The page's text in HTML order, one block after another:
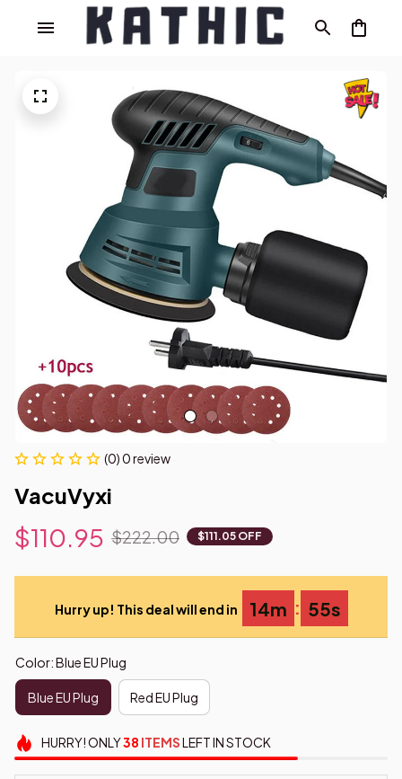
(0) 0 review
VacuVyxi
$110.95 $222.00 $111.05 OFF
Hurry up! This deal will end in 14m : 53s
Color: Blue EU Plug
Blue EU Plug Red EU Plug
HURRY!ONLY38 ITEMSLEFT IN STOCK